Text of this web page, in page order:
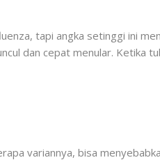
tapi angka setinggi ini
dan cepat menular. Ketika
variannya, bisa